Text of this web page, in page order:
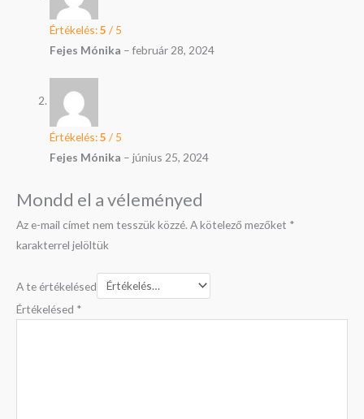
Értékelés:5 / 5
Fejes Mónika – február 28, 2024
Értékelés:5 / 5
Fejes Mónika – június 25, 2024
Mondd el a véleményed
Az e-mail címet nem tesszük közzé. A kötelező mezőket *
karakterrel jelöltük
A te értékelésed
Értékelésed *